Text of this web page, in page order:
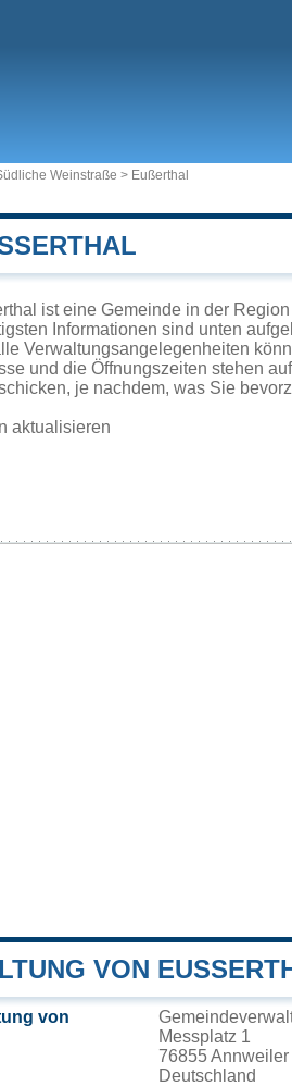
Weinstraße > Eußerthal
ist eine Gemeinde in der
Informationen sind unten
Verwaltungsangelegenheiten
und die Öffnungszeiten stehen
je nachdem, was Sie
aktualisieren
VON
von
Messplatz 1
76855 Annweiler
Deutschland